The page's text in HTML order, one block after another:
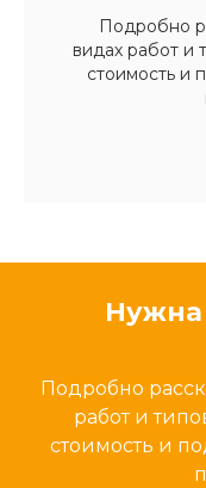
Подробно
видах работ и
стоимость и
Нужна
Подробно
работ и
стоимость и